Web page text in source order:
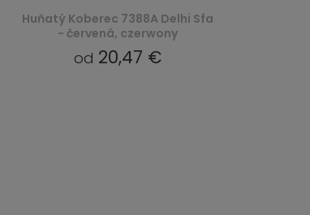
Huňatý Koberec 7388A Delhi Sfa
- červená, czerwony
od 20,47 €